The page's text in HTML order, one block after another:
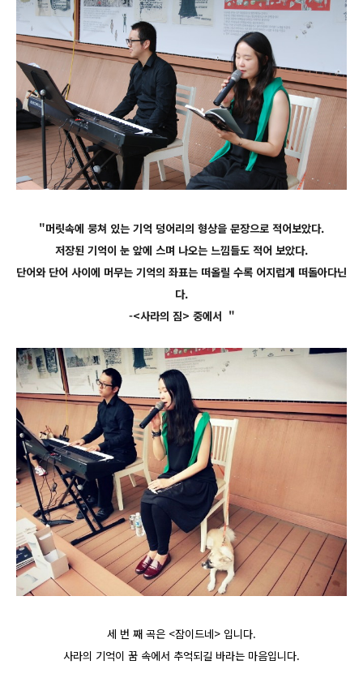
"머릿속에 뭉쳐 있는 기억 덩어리의 형상을 문장으로 적어보았다.
저장된 기억이 눈 앞에 스며 나오는 느낌들도 적어 보았다.
단어와 단어 사이에 머무는 기억의 좌표는 떠올릴 수록 어지럽게 떠돌아다닌
다.
-<사라의 짐> 중에서 "
세 번 째 곡은 <잠이드네> 입니다.
사라의 기억이 꿈 속에서 추억되길 바라는 마음입니다.